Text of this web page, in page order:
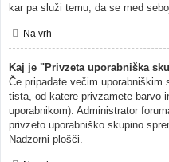
kar pa služi temu, da se med
Na vrh
Kaj je "Privzeta uporabniška
Če pripadate večim
tista, od katere privzamete barvo
uporabnikom). Administrator
privzeto uporabniško skupino
Nadzorni plošči.